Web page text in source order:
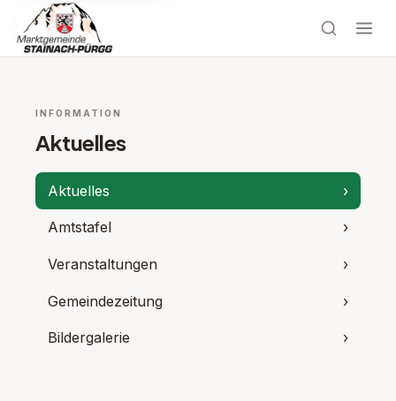
INFORMATION
Aktuelles
Aktuelles ›
Amtstafel ›
Veranstaltungen ›
Gemeindezeitung ›
Bildergalerie ›